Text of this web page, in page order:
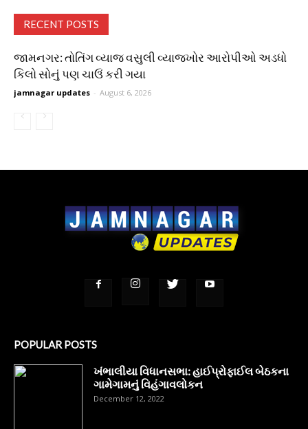
RECENT POSTS
જામનગર: તોતિંગ વ્યાજ વસુલી વ્યાજખોર આરોપીઓ અડધો
કિલો સોનું પણ ચાઉં કરી ગયા
jamnagar updates - August 6, 2026
POPULAR POSTS
ખંભાલીયા વિધાનસભા: હાઈપ્રોફાઈલ બેઠકના
ગામેગામનું વિહંગાવલોકન
December 12, 2022